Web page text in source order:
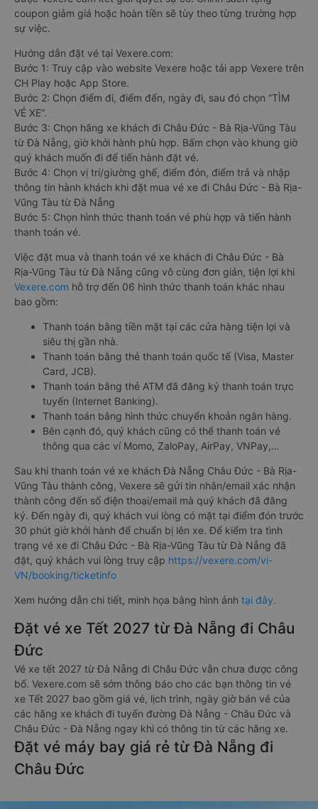
coupon giảm giá hoặc hoàn tiền sẽ tùy theo từng trường hợp
sự việc.
Hướng dẫn đặt vé tại Vexere.com:
Bước 1: Truy cập vào website Vexere hoặc tải app Vexere trên
CH Play hoặc App Store.
Bước 2: Chọn điểm đi, điểm đến, ngày đi, sau đó chọn “TÌM
VÉ XE”.
Bước 3: Chọn hãng xe khách đi Châu Đức - Bà Rịa-Vũng Tàu
từ Đà Nẵng, giờ khởi hành phù hợp. Bấm chọn vào khung giờ
quý khách muốn đi để tiến hành đặt vé.
Bước 4: Chọn vị trí/giường ghế, điểm đón, điểm trả và nhập
thông tin hành khách khi đặt mua vé xe đi Châu Đức - Bà Rịa-
Vũng Tàu từ Đà Nẵng
Bước 5: Chọn hình thức thanh toán vé phù hợp và tiến hành
thanh toán vé.
Việc đặt mua và thanh toán vé xe khách đi Châu Đức - Bà
Rịa-Vũng Tàu từ Đà Nẵng cũng vô cùng đơn giản, tiện lợi khi
Vexere.com hỗ trợ đến 06 hình thức thanh toán khác nhau
bao gồm:
Thanh toán bằng tiền mặt tại các cửa hàng tiện lợi và
siêu thị gần nhà.
Thanh toán bằng thẻ thanh toán quốc tế (Visa, Master
Card, JCB).
Thanh toán bằng thẻ ATM đã đăng ký thanh toán trực
tuyến (Internet Banking).
Thanh toán bằng hình thức chuyển khoản ngân hàng.
Bên cạnh đó, quý khách cũng có thể thanh toán vé
thông qua các ví Momo, ZaloPay, AirPay, VNPay,…
Sau khi thanh toán vé xe khách Đà Nẵng Châu Đức - Bà Rịa-
Vũng Tàu thành công, Vexere sẽ gửi tin nhắn/email xác nhận
thành công đến số điện thoại/email mà quý khách đã đăng
ký. Đến ngày đi, quý khách vui lòng có mặt tại điểm đón trước
30 phút giờ khởi hành để chuẩn bị lên xe. Để kiểm tra tình
trạng vé xe đi Châu Đức - Bà Rịa-Vũng Tàu từ Đà Nẵng đã
đặt, quý khách vui lòng truy cập https://vexere.com/vi-
VN/booking/ticketinfo
Xem hướng dẫn chi tiết, minh họa bằng hình ảnh tại đây.
Đặt vé xe Tết 2027 từ Đà Nẵng đi Châu
Đức
Vé xe tết 2027 từ Đà Nẵng đi Châu Đức vẫn chưa được công
bố. Vexere.com sẽ sớm thông báo cho các bạn thông tin vé
xe Tết 2027 bao gồm giá vé, lịch trình, ngày giờ bán vé của
các hãng xe khách đi tuyến đường Đà Nẵng - Châu Đức và
Châu Đức - Đà Nẵng ngay khi có thông tin từ các hãng xe.
Đặt vé máy bay giá rẻ từ Đà Nẵng đi
Châu Đức